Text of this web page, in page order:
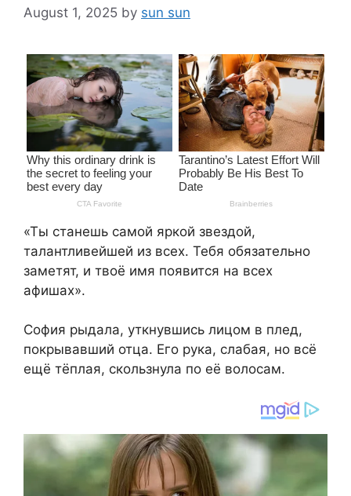
August 1, 2025 by sun sun
«Ты станешь самой яркой звездой,
талантливейшей из всех. Тебя обязательно
заметят, и твоё имя появится на всех
афишах».
София рыдала, уткнувшись лицом в плед,
покрывавший отца. Его рука, слабая, но всё
ещё тёплая, скользнула по её волосам.